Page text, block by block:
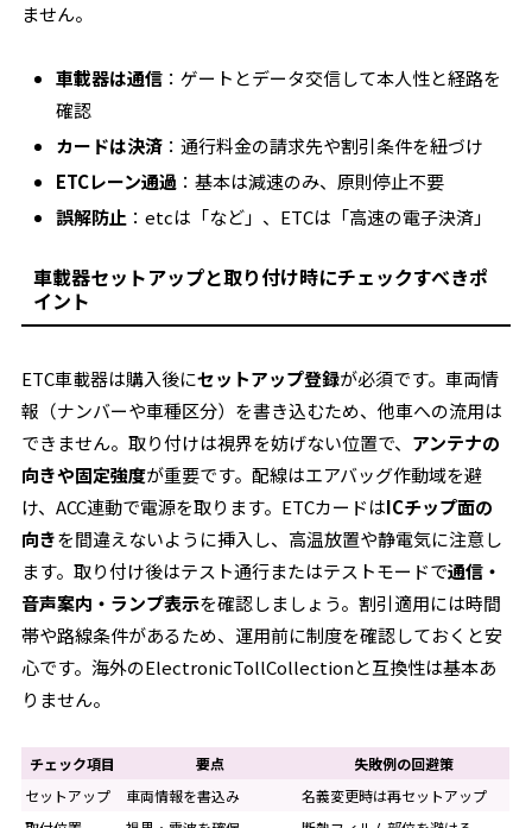
ません。
車載器は通信 ：ゲートとデータ交信して本人性と経路を
確認
カードは決済 ：通行料金の請求先や割引条件を紐づけ
ETCレーン通過 ：基本は減速のみ、原則停止不要
誤解防止 ：etcは「など」、ETCは「高速の電子決済」
車載器セットアップと取り付け時にチェックすべきポ
イント
ETC車載器は購入後にセットアップ登録が必須です。車両情
報（ナンバーや車種区分）を書き込むため、他車への流用は
できません。取り付けは視界を妨げない位置で、 アンテナの
向きや固定強度が重要です。配線はエアバッグ作動域を避
け、ACC連動で電源を取ります。ETCカードはICチップ面の
向きを間違えないように挿入し、高温放置や静電気に注意し
ます。取り付け後はテスト通行またはテストモードで通信・
音声案内・ランプ表示を確認しましょう。割引適用には時間
帯や路線条件があるため、運用前に制度を確認しておくと安
心です。海外のElectronicTollCollectionと互換性は基本あ
りません。
チェック項目 要点
失敗例の回避策
セットアップ
車両情報を書込み
名義変更時は再セットアップ